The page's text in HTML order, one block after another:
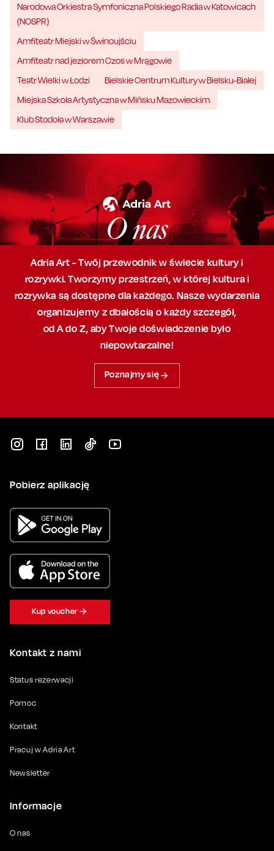
Narodowa Orkiestra Symfoniczna Polskiego Radia w Katowicach
(NOSPR)
Amfiteatr Miejski w Świnoujściu
Amfiteatr nad jeziorem Czos w Mrągowie
Teatr Wielki w Łodzi
Bielskie Centrum Kultury w Bielsku-Białej
Miejska Szkoła Artystyczna w Mińsku Mazowieckim
Klub Stodoła w Warszawie
O nas
Adria Art - Twój przewodnik w świecie kultury i
rozrywki. Tworzymy przestrzeń,w której kultura i
rozrywka są dostępne dla każdego. Nasze wydarzenia
organizujemy z dbałością o każdy szczegół,
od A do Z, abyTwoje doświadczenie było
niepowtarzalne!
Poznajmy się
Kontakt z nami
Status rezerwacji
Pomoc
Kontakt
Pracuj w Adria Art
Newsletter
Informacje
O nas
Pobierz aplikację
Kup voucher